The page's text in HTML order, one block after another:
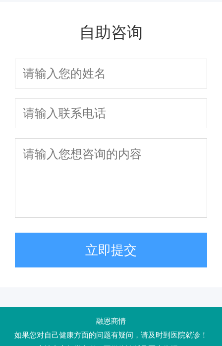
自助咨询
立即提交
融恩商情
如果您对自己健康方面的问题有疑问，请及时到医院就诊！